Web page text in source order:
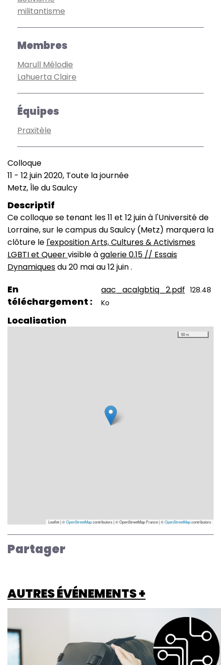
militantisme
Membres
Marull Mélodie
Lahuerta Claire
Équipes
Praxitèle
Type
de
manifestation
Colloque
Date
(smart)
11 - 12 juin 2020, Toute la journée
Lieu
Metz, Île du Saulcy
Descriptif
Ce colloque se tenant les 11 et 12 juin à l'Université de
Lorraine, sur le campus du Saulcy (Metz) marquera la
clôture le l'exposition Arts, Cultures & Activismes
LGBTI et Queervisible àgalerie 0.15 // Essais
Dynamiquesdu 20 mai au 12 juin .
En
téléchargement
aac_acalgbtiq_2.pdf 128.48
Ko
Localisation
50 m
Leaflet | ©OpenStreetMapcontributors|© OpenStreetMap France | ©OpenStreetMapcontributors
Partager
AUTRES ÉVÉNEMENTS +